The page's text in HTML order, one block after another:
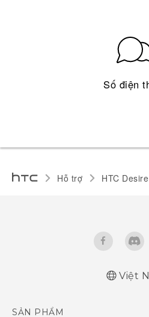
Số điện
Hỗ trợ HTC
Việt
SẢN PHẨM